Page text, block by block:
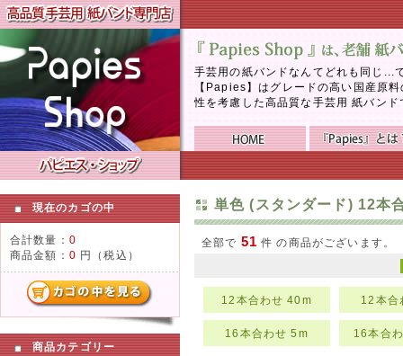
手芸用の紙バンドなんてどれも同じ...
【Papies】はグレードの高い国産原
性を考慮した高品質な手芸用 紙バン
現在のカゴの中
合計数量： 0
商品金額： 0 円（税込）
商品カテゴリー
単色 (スタンダード) 12本
全部で 51 件 の商品がございます。
12本合わせ 40m 12本合
16本合わせ 5m 16本合